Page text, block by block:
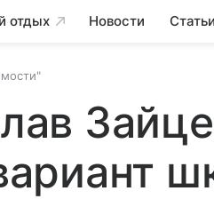
отдых Новости Статьи